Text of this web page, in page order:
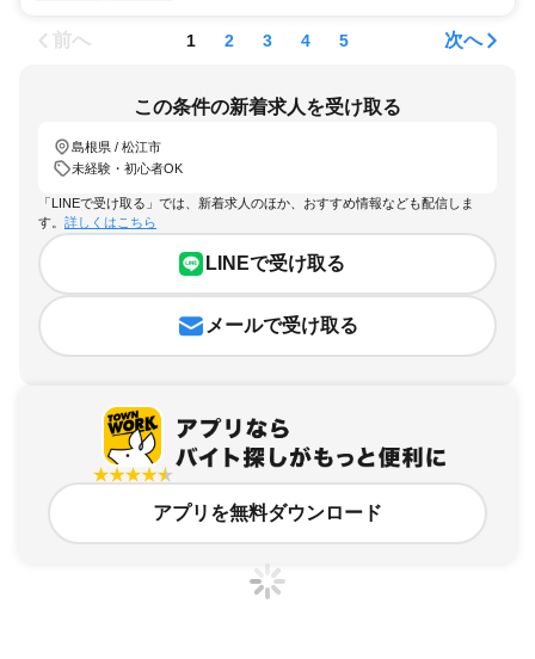
前へ 1 2 3 4 5 次へ
この条件の新着求人を受け取る
島根県 / 松江市
未経験・初心者OK
「LINEで受け取る」では、新着求人のほか、おすすめ情報なども配信しま
す。 詳しくはこちら
LINEで受け取る
メールで受け取る
アプリを無料ダウンロード